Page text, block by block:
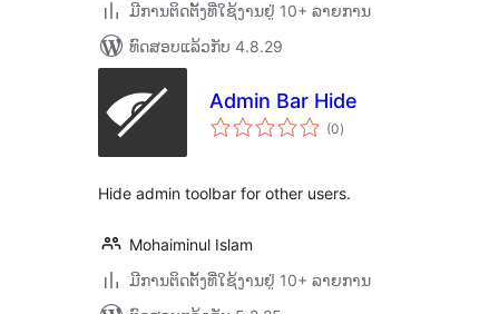
ມີການຕິດຕັ້ງທີ່ໃຊ້ງານຢູ່ 10+ ລາຍການ
ທົດສອບແລ້ວກັບ 4.8.29
Admin Bar Hide
(0ຄະແນນ
ທັງໝົດ
)
Hide admin toolbar for other users.
Mohaiminul Islam
ມີການຕິດຕັ້ງທີ່ໃຊ້ງານຢູ່ 10+ ລາຍການ